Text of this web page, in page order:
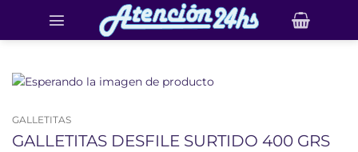
contenido
GALLETITAS
GALLETITAS DESFILE SURTIDO 400 GRS